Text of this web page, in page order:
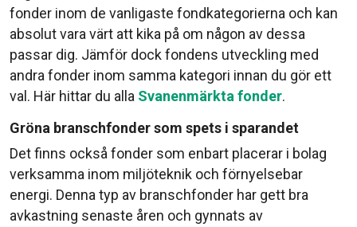
fonder inom de vanligaste fondkategorierna och kan
absolut vara värt att kika på om någon av dessa
passar dig. Jämför dock fondens utveckling med
andra fonder inom samma kategori innan du gör ett
val. Här hittar du alla Svanenmärkta fonder.
Gröna branschfonder som spets i sparandet
Det finns också fonder som enbart placerar i bolag
verksamma inom miljöteknik och förnyelsebar
energi. Denna typ av branschfonder har gett bra
avkastning senaste åren och gynnats av